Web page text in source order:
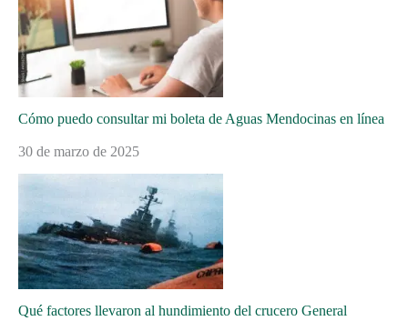
Cómo puedo consultar mi boleta de Aguas Mendocinas en línea
30 de marzo de 2025
Qué factores llevaron al hundimiento del crucero General